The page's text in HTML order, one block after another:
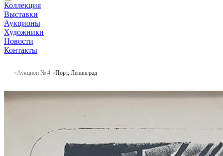
Коллекция
Выставки
Аукционы
Художники
Новости
Контакты
Аукцион № 4 Порт, Ленинград